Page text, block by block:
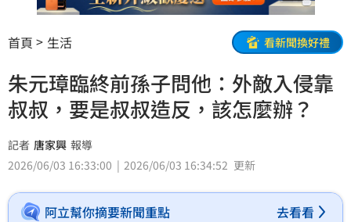
首頁 生活 看新聞換好禮
朱元璋臨終前孫子問他：外敵入侵靠
叔叔，要是叔叔造反，該怎麼辦？
記者 唐家興 報導
2026/06/03 16:33:00
2026/06/03 16:34:52 更新
阿立幫你摘要新聞重點 去看看